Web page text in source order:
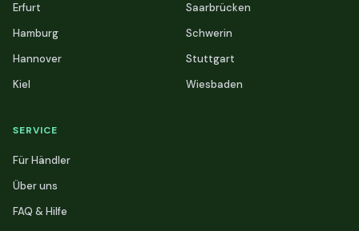
Erfurt
Hamburg
Hannover
Kiel
Saarbrücken
Schwerin
Stuttgart
Wiesbaden
SERVICE
Für Händler
Über uns
FAQ & Hilfe